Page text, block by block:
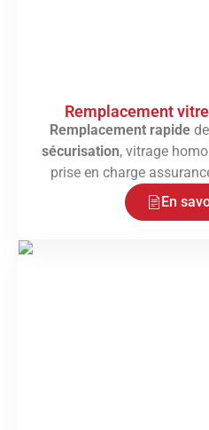
Remplacement
Remplacement rapidede
sécurisation, vitrage
prise en charge
En